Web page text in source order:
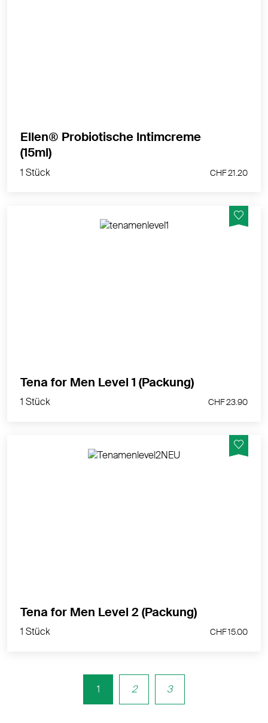
MEHR PRODUKTINFOS
Ellen® Probiotische Intimcreme
(15ml)
1 Stück CHF 21.20
1 Stück
Tena for Men Level 1 (Packung)
1 Stück CHF 23.90
1 Stück
Tena for Men Level 2 (Packung)
1 Stück CHF 15.00
1 2 3